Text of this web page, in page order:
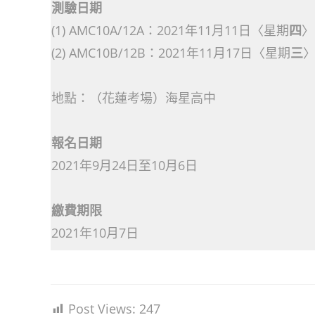
測驗日期
(1) AMC10A/12A：2021年11月11日〈星期四
(2) AMC10B/12B：2021年11月17日〈星期三
地點：（花蓮考場）海星高中
報名日期
2021年9月24日至10月6日
繳費期限
2021年10月7日
Post Views: 247